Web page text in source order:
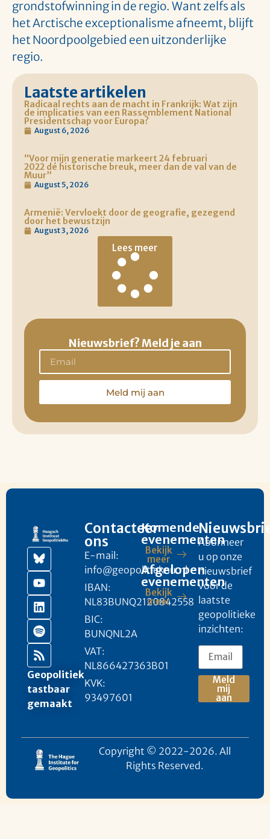
grondstofwinning in de regio. Want zelfs als
het Arctische exceptionalisme afneemt, blijft
het Noordpoolgebied een uitzonderlijke
regio.
Laatste artikelen
Radicaal rechts aan de macht in Frankrijk: Wat zijn
de implicaties van een Rassemblement National
Presidentschap voor Europa?
August 6, 2026
“Voor mijn generatie markeert 24 februari
2022 dé historische breuk, meer dan de val van de
Muur”
August 5, 2026
Armenië: Vervloekt door de geografie, gezegend
door het bewustzijn
August 3, 2026
Lees meer
Nieuwsbrief? Meld je aan
Meld mij aan
Geopolitiek
tastbaar
gemaakt
Contacteer
ons
E-mail:
info@geopolitieknu.nl
IBAN:
NL83BUNQ2120842558
BIC:
BUNQNL2A
VAT:
NL866427363B01
KVK:
93497601
Komende
evenementen
Bekijk
meer
Afgelopen
evenementen
Bekijk
meer
Abonneer
u op onze
nieuwsbrief
voor de
laatste
geopolitieke
inzichten:
Meld
mij
aan
Copyright © 2022-2026. All
Rights Reserved.